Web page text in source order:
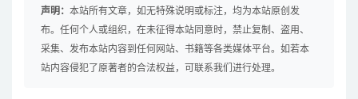
声明： 本站所有文章，如无特殊说明或标注，均为本站原创发
布。任何个人或组织，在未征得本站同意时，禁止复制、盗用、
采集、发布本站内容到任何网站、书籍等各类媒体平台。如若本
站内容侵犯了原著者的合法权益，可联系我们进行处理。